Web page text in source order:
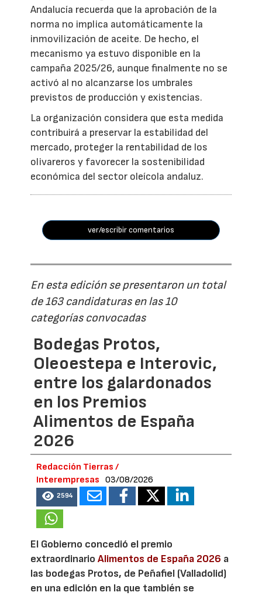
Andalucía recuerda que la aprobación de la
norma no implica automáticamente la
inmovilización de aceite. De hecho, el
mecanismo ya estuvo disponible en la
campaña 2025/26, aunque finalmente no se
activó al no alcanzarse los umbrales
previstos de producción y existencias.
La organización considera que esta medida
contribuirá a preservar la estabilidad del
mercado, proteger la rentabilidad de los
olivareros y favorecer la sostenibilidad
económica del sector oleícola andaluz.
ver/escribir comentarios
En esta edición se presentaron un total
de 163 candidaturas en las 10
categorías convocadas
Bodegas Protos,
Oleoestepa e Interovic,
entre los galardonados
en los Premios
Alimentos de España
2026
Redacción Tierras /
Interempresas
03/08/2026
2594
El Gobierno concedió el premio
extraordinarioAlimentos de España 2026 a
las bodegas Protos, de Peñafiel (Valladolid)
en una edición en la que también se